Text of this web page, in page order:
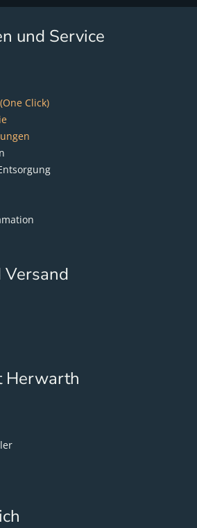
und Service
Click)
Versand
Herwarth